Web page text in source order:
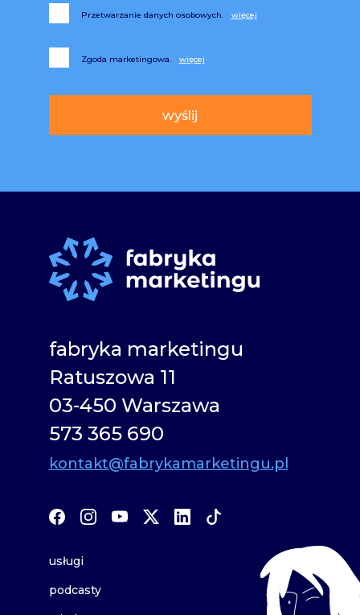
Przetwarzanie danych osobowych.
Zgoda marketingowa.
fabryka marketingu
Ratuszowa 11
03-450 Warszawa
573 365 690
kontakt@fabrykamarketingu.pl
usługi
podcasty